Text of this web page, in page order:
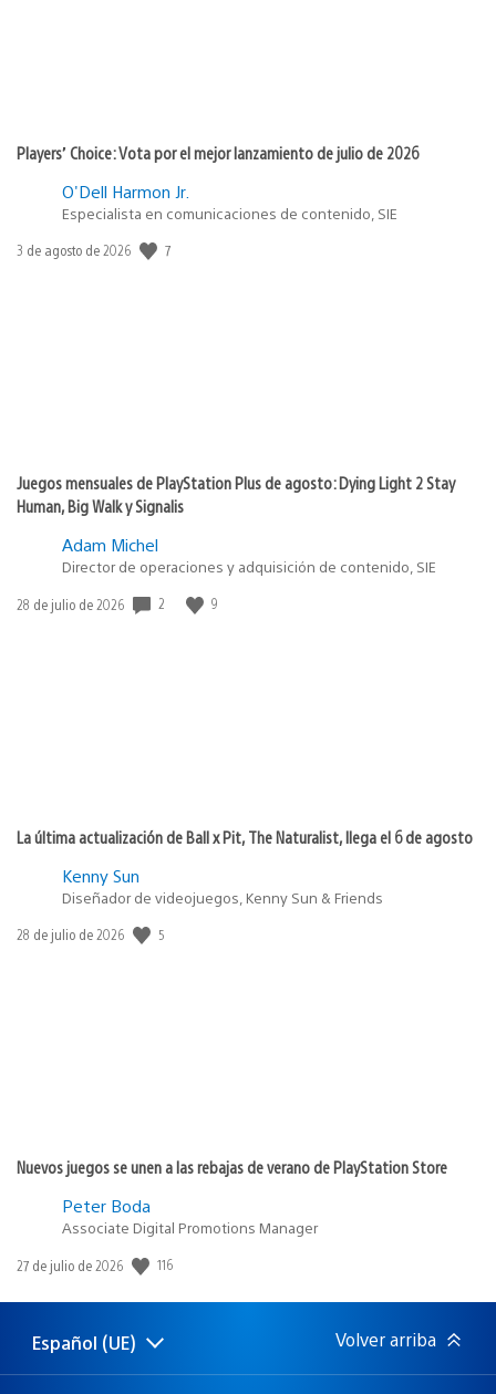
Players’ Choice: Vota por el mejor lanzamiento de julio de 2026
O'Dell Harmon Jr.
Especialista en comunicaciones de contenido, SIE
Fecha
3 de agosto de 2026 7
Juegos mensuales de PlayStation Plus de agosto: Dying Light 2 Stay
Human, Big Walk y Signalis
Adam Michel
Director de operaciones y adquisición de contenido, SIE
Fecha
28 de julio de 2026 2 9
La última actualización de Ball x Pit, The Naturalist, llega el 6 de agosto
Kenny Sun
Diseñador de videojuegos, Kenny Sun & Friends
Fecha
28 de julio de 2026 5
Nuevos juegos se unen a las rebajas de verano de PlayStation Store
Peter Boda
Associate Digital Promotions Manager
Fecha
publicación:
27 de julio de 2026 116
Selecciona
una
Región
actual:
Español (UE) Volver arriba